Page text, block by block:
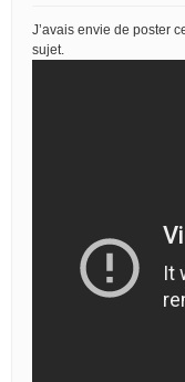
J’avais envie de poster
sujet.